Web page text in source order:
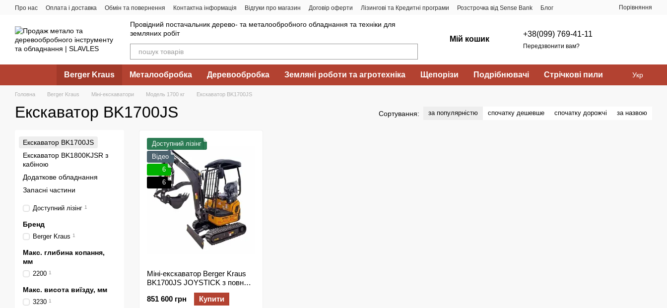
Перейти до основного контенту
Про нас Оплата і доставка Обмін та повернення Контактна інформація Відгуки про магазин Договір оферти Лізингові та Кредитні програми Розстрочка від Sense Bank Блог Порівняння
Провідний постачальник дерево- та металообробного обладнання та техніки для
земляних робіт
Мій кошик
+38(099) 769-41-11
Передзвонити вам?
Berger Kraus Металообробка Деревообробка Земляні роботи та агротехніка Щепорізи Подрібнювачі Стрічкові пили Укр
Головна Berger Kraus Міні-екскаватори Модель 1700 кг Екскаватор BK1700JS
Екскаватор BK1700JS Сортування: за популярністю спочатку дешевше спочатку дорожчі за назвою
Доступний лізінг
Відео
6
6
Міні-екскаватор Berger Kraus
BK1700JS JOYSTICK з повною
комплектацією та поворотною
стрілою, KUBOTA
851 600 грн Купити
Екскаватор BK1700JS
Екскаватор BK1800KJSR з
кабіною
Додаткове обладнання
Запасні частини
Доступний лізінг 1
Бренд
Berger Kraus 1
Макс. глибина копання,
мм
2200 1
Макс. висота виїзду, мм
3230 1